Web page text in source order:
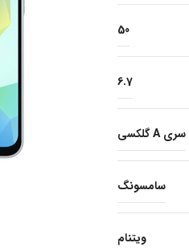
50
6.7
سری A گلکسی
سامسونگ
ویتنام